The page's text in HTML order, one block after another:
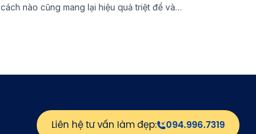
cách nào cũng mang lại hiệu quả triệt để và
Liên hệ tư vấn làm đẹp: 094.996.7319